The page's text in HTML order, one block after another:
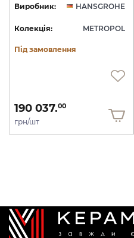
Виробник: HANSGROHE
Колекція: METROPOL
Під замовлення
190 037.00
грн/шт